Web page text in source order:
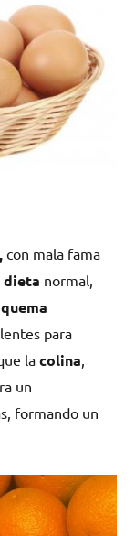
con mala fama
dieta normal,
para
lacolina
un
formando un